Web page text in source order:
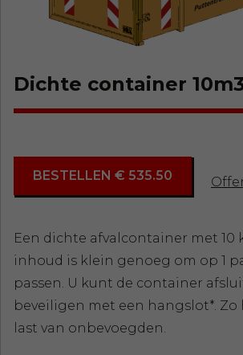
Dichte container
BESTELLEN € 535.50
Een dichte afvalcontainer met 10
inhoud is klein genoeg om op 1
passen. U kunt de container
beveiligen met een hangslot*. Zo
last van onbevoegden.